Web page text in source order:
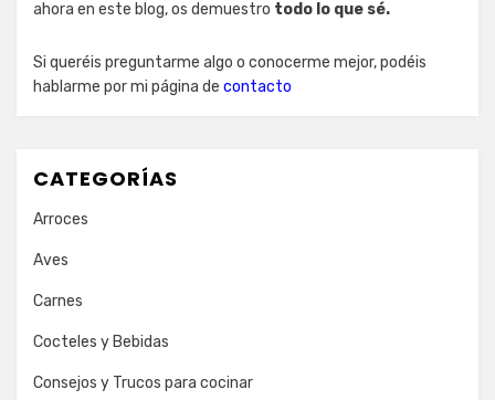
ahora en este blog, os demuestro todo lo que sé.
Si queréis preguntarme algo o conocerme mejor, podéis
hablarme por mi página de contacto
CATEGORÍAS
Arroces
Aves
Carnes
Cocteles y Bebidas
Consejos y Trucos para cocinar